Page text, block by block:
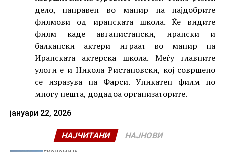
дело, направен во манир на најдобрите
филмови од иранската школа. Ќе видите
филм каде авганистански, ирански и
балкански актери играат во манир на
Иранската актерска школа. Меѓу главните
улоги е и Никола Ристановски, кој совршено
се изразува на Фарси. Уникатен филм по
многу нешта, додадоа организаторите.
јануари 22, 2026
НАЈЧИТАНИ НАЈНОВИ